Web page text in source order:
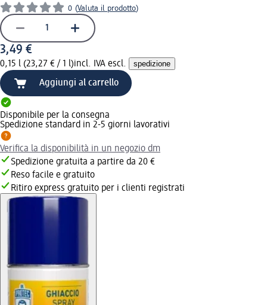
0 (Valuta il prodotto)
3,49 €
0,15 l (23,27 € / 1 l)incl. IVA escl. spedizione
Aggiungi al carrello
Disponibile per la consegna
Spedizione standard in 2-5 giorni lavorativi
Verifica la disponibilità in un negozio dm
Spedizione gratuita a partire da 20 €
Reso facile e gratuito
Ritiro express gratuito per i clienti registrati